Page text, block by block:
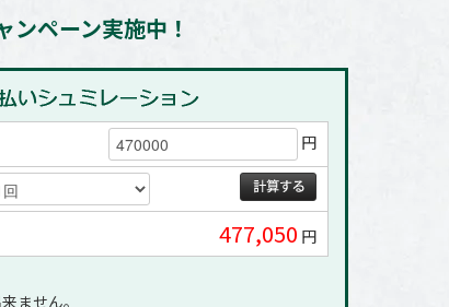
ンペーン実施中！
円
477,050 円
ません｡